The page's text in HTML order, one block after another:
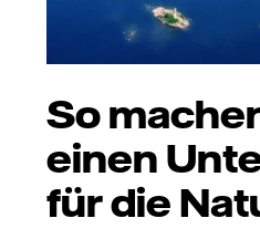
So
einen
für die